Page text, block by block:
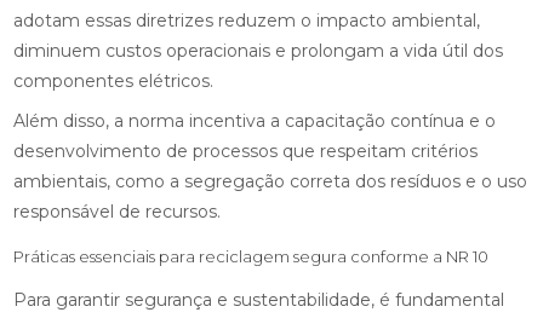
adotam essas diretrizes reduzem o impacto ambiental,
diminuem custos operacionais e prolongam a vida útil dos
componentes elétricos.
Além disso, a norma incentiva a capacitação contínua e o
desenvolvimento de processos que respeitam critérios
ambientais, como a segregação correta dos resíduos e o uso
responsável de recursos.
Práticas essenciais para reciclagem segura conforme a NR 10
Para garantir segurança e sustentabilidade, é fundamental